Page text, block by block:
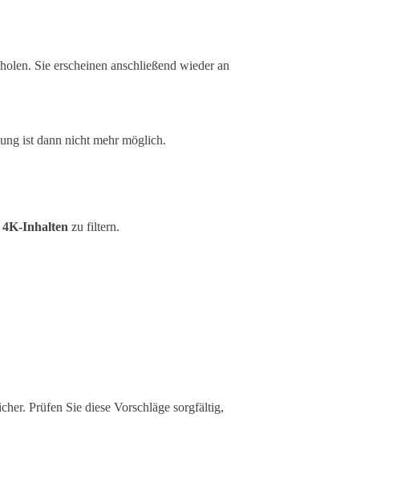
Sie erscheinen anschließend wieder an
ist dann nicht mehr möglich.
4K-Inhalten zu filtern.
Prüfen Sie diese Vorschläge sorgfältig,